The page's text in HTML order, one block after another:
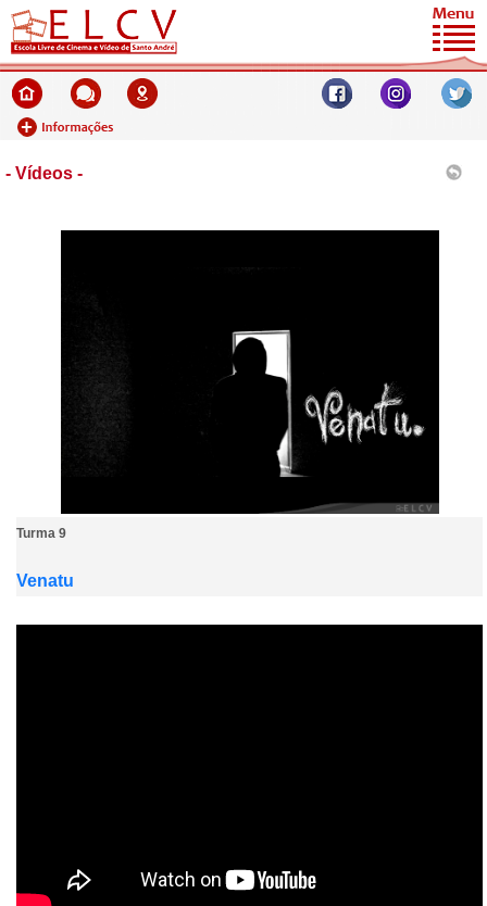
- Vídeos -
Turma 9
Venatu